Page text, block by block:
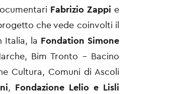
Fabrizio Zappi e
che vede coinvolti il
Italia, la Fondation Simone
Bim Tronto - Bacino
Cultura, Comuni di Ascoli
, Fondazione Lelio e Lisli